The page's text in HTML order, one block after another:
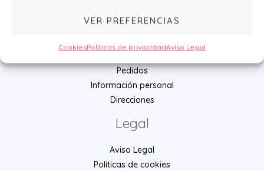
VER PREFERENCIAS
CookiesPolíticas de privacidadAviso Legal
Su cuenta
Pedidos
Información personal
Direcciones
Legal
Aviso Legal
Políticas de cookies